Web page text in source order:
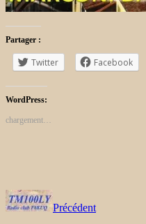
Partager :
Twitter Facebook
WordPress:
chargement…
Précédent